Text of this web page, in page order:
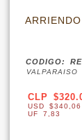
CODIGO:
VALPARAISO
CLP
USD $340,06
UF 7,83